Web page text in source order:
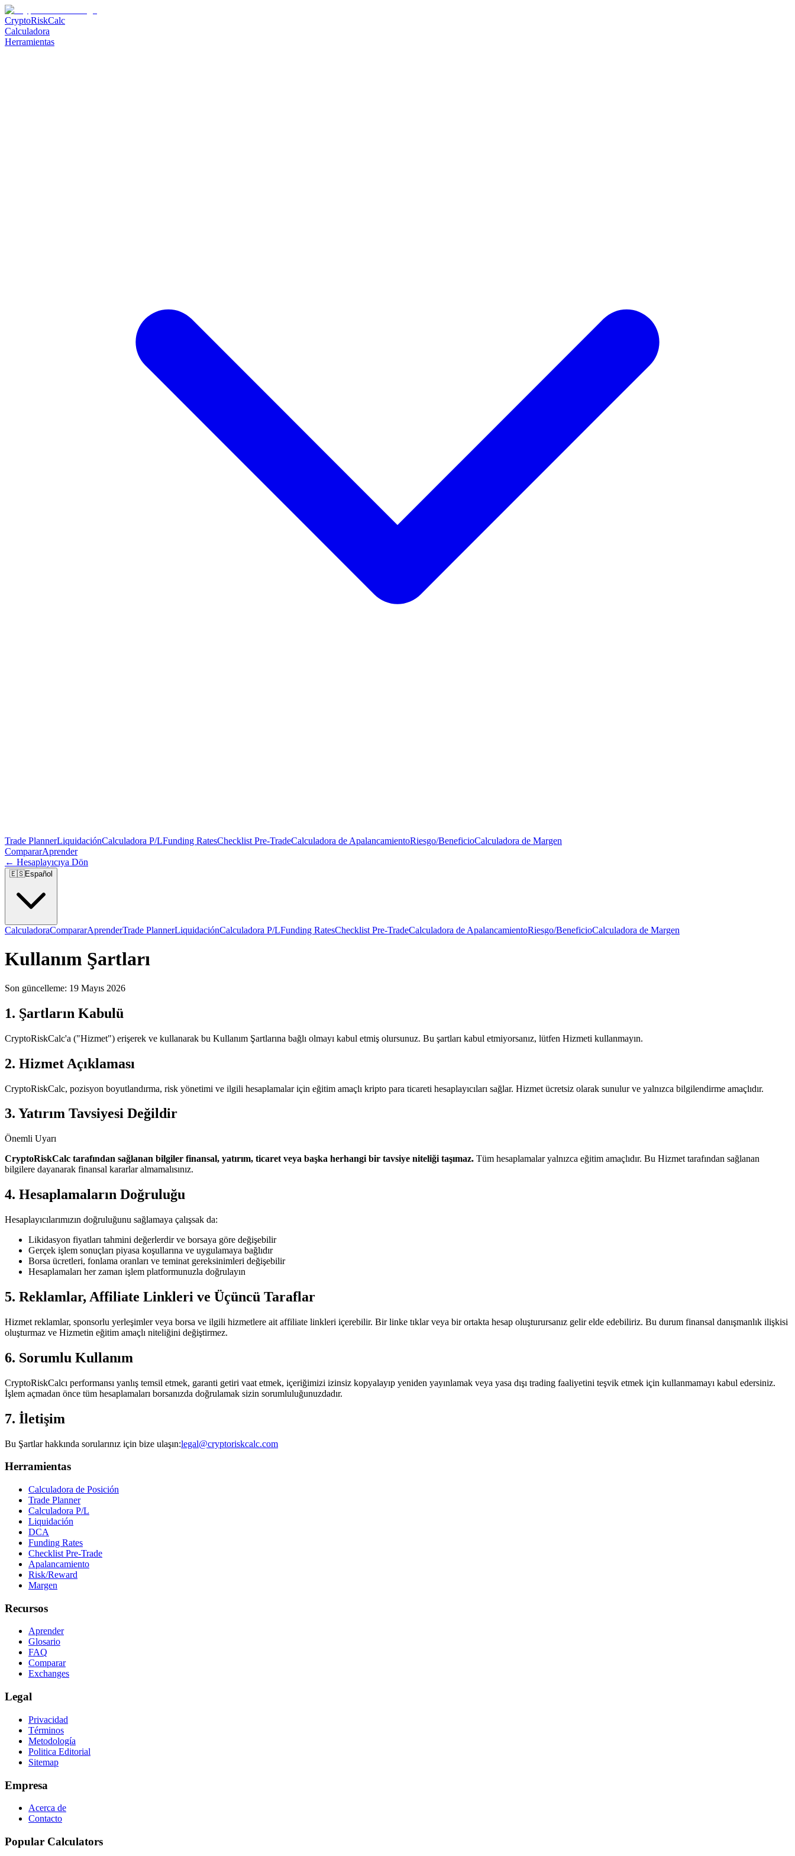
CryptoRiskCalc
Calculadora
Herramientas
Trade PlannerLiquidaciónCalculadora P/LFunding RatesChecklist Pre-TradeCalculadora de ApalancamientoRiesgo/BeneficioCalculadora de Margen
CompararAprender
← Hesaplayıcıya Dön
🇪🇸Español
CalculadoraCompararAprenderTrade PlannerLiquidaciónCalculadora P/LFunding RatesChecklist Pre-TradeCalculadora de ApalancamientoRiesgo/BeneficioCalculadora de Margen
Kullanım Şartları
Son güncelleme: 19 Mayıs 2026
1. Şartların Kabulü
CryptoRiskCalc'a ("Hizmet") erişerek ve kullanarak bu Kullanım Şartlarına bağlı olmayı kabul etmiş olursunuz. Bu şartları kabul etmiyorsanız, lütfen Hizmeti kullanmayın.
2. Hizmet Açıklaması
CryptoRiskCalc, pozisyon boyutlandırma, risk yönetimi ve ilgili hesaplamalar için eğitim amaçlı kripto para ticareti hesaplayıcıları sağlar. Hizmet ücretsiz olarak sunulur ve yalnızca bilgilendirme amaçlıdır.
3. Yatırım Tavsiyesi Değildir
Önemli Uyarı
CryptoRiskCalc tarafından sağlanan bilgiler finansal, yatırım, ticaret veya başka herhangi bir tavsiye niteliği taşımaz. Tüm hesaplamalar yalnızca eğitim amaçlıdır. Bu Hizmet tarafından sağlanan
bilgilere dayanarak finansal kararlar almamalısınız.
4. Hesaplamaların Doğruluğu
Hesaplayıcılarımızın doğruluğunu sağlamaya çalışsak da:
Likidasyon fiyatları tahmini değerlerdir ve borsaya göre değişebilir
Gerçek işlem sonuçları piyasa koşullarına ve uygulamaya bağlıdır
Borsa ücretleri, fonlama oranları ve teminat gereksinimleri değişebilir
Hesaplamaları her zaman işlem platformunuzla doğrulayın
5. Reklamlar, Affiliate Linkleri ve Üçüncü Taraflar
Hizmet reklamlar, sponsorlu yerleşimler veya borsa ve ilgili hizmetlere ait affiliate linkleri içerebilir. Bir linke tıklar veya bir ortakta hesap oluşturursanız gelir elde edebiliriz. Bu durum finansal danışmanlık ilişkisi
oluşturmaz ve Hizmetin eğitim amaçlı niteliğini değiştirmez.
6. Sorumlu Kullanım
CryptoRiskCalcı performansı yanlış temsil etmek, garanti getiri vaat etmek, içeriğimizi izinsiz kopyalayıp yeniden yayınlamak veya yasa dışı trading faaliyetini teşvik etmek için kullanmamayı kabul edersiniz.
İşlem açmadan önce tüm hesaplamaları borsanızda doğrulamak sizin sorumluluğunuzdadır.
7. İletişim
Bu Şartlar hakkında sorularınız için bize ulaşın:legal@cryptoriskcalc.com
Herramientas
Calculadora de Posición
Trade Planner
Calculadora P/L
Liquidación
DCA
Funding Rates
Checklist Pre-Trade
Apalancamiento
Risk/Reward
Margen
Recursos
Aprender
Glosario
FAQ
Comparar
Exchanges
Legal
Privacidad
Términos
Metodología
Politica Editorial
Sitemap
Empresa
Acerca de
Contacto
Popular Calculators